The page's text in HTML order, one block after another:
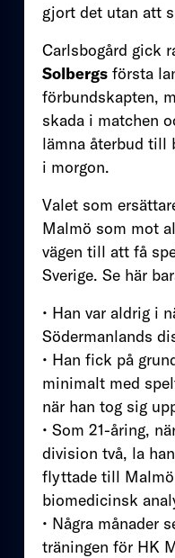
gjort det utan att
Carlsbogård gick
Solbergs första
förbundskapten,
skada i matchen
lämna återbud till
i morgon.
Valet som
Malmö som mot
vägen till att få
Sverige. Se här
• Han var aldrig i
Södermanlands
• Han fick på
minimalt med
när han tog sig
• Som 21-åring,
division två, la
flyttade till
biomedicinsk
• Några månader
träningen för HK